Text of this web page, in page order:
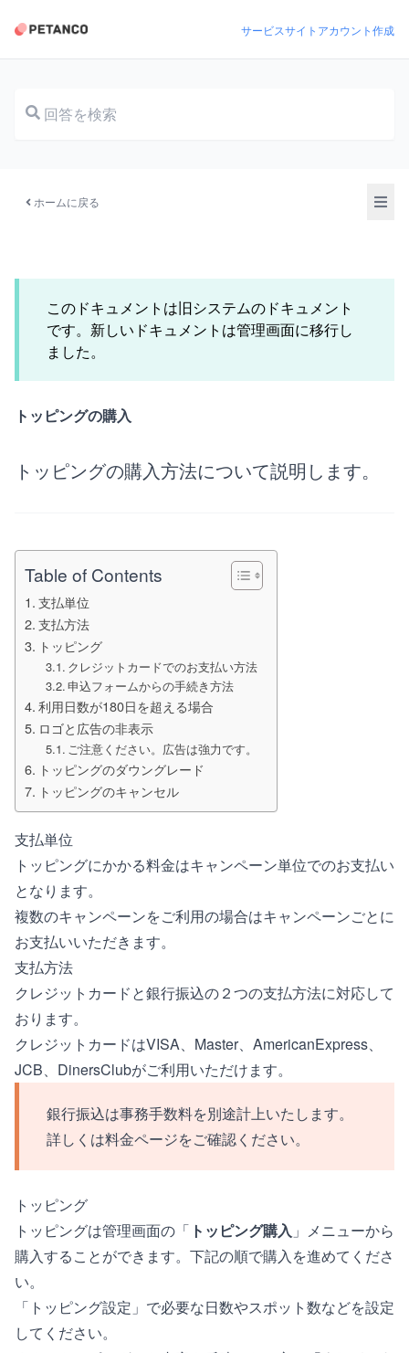
ドキュメント サービスサイト アカウント作成
ホームに戻る
このドキュメントは旧システムのドキュメント
です。新しいドキュメントは管理画面に移行し
ました。
トッピングの購入
トッピングの購入方法について説明します。
Table of Contents
支払単位
支払方法
トッピング
クレジットカードでのお支払い方法
申込フォームからの手続き方法
利用日数が180日を超える場合
ロゴと広告の非表示
ご注意ください。広告は強力です。
トッピングのダウングレード
トッピングのキャンセル
支払単位
トッピングにかかる料金はキャンペーン単位でのお支払い
となります。
複数のキャンペーンをご利用の場合はキャンペーンごとに
お支払いいただきます。
支払方法
クレジットカードと銀行振込の２つの支払方法に対応して
おります。
クレジットカードはVISA、Master、AmericanExpress、
JCB、DinersClubがご利用いただけます。
銀行振込は事務手数料を別途計上いたします。
詳しくは料金ページをご確認ください。
トッピング
トッピングは管理画面の「 トッピング購入 」メニューから
購入することができます。下記の順で購入を進めてくださ
い。
「トッピング設定」で必要な日数やスポット数などを設定
してください。